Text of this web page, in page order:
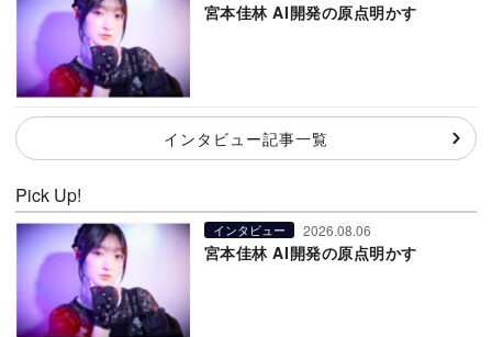
宮本佳林 AI開発の原点明かす
インタビュー記事一覧
Pick Up!
インタビュー 2026.08.06
宮本佳林 AI開発の原点明かす